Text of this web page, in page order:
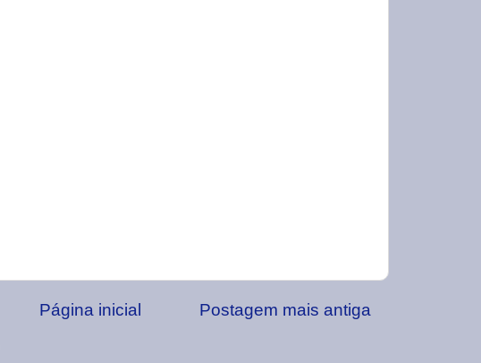
Postagem mais antiga
Página inicial